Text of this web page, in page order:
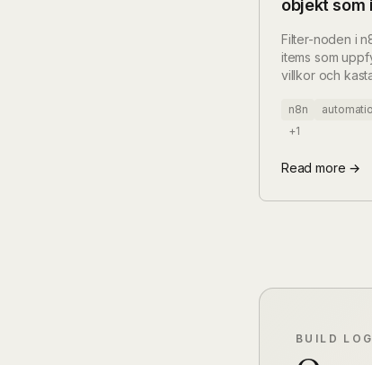
objekt som
uppfyller
att splitta
Filter-noden i
items som
villkor och
"falsk" gren
noden. Här är
händer när inga
n8n
+1
Read more →
BUILD